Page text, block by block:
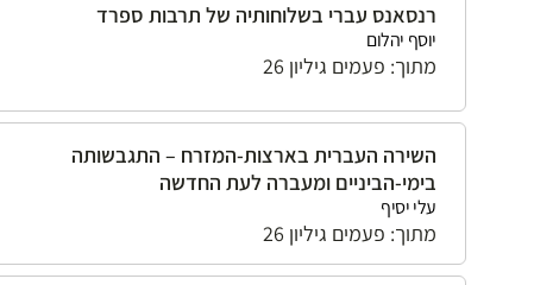
רנסאנס עברי בשלוחותיה של תרבות ספרד
יוסף יהלום
מתוך: פעמים גיליון 26
השירה העברית בארצות-המזרח – התגבשותה
בימי-הביניים ומעברה לעת החדשה
עלי יסיף
מתוך: פעמים גיליון 26